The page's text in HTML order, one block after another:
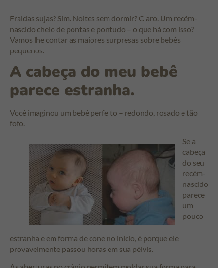
Fraldas sujas? Sim. Noites sem dormir? Claro. Um recém-
nascido cheio de pontas e pontudo – o que há com isso?
Vamos lhe contar as maiores surpresas sobre bebês
pequenos.
A cabeça do meu bebê
parece estranha.
Você imaginou um bebê perfeito – redondo, rosado e tão
fofo.
Se a
cabeça
do seu
recém-
nascido
parece
um
pouco
estranha e em forma de cone no início, é porque ele
provavelmente passou horas em sua pélvis.